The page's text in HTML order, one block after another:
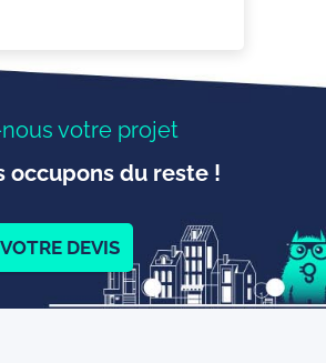
votre projet
occupons du reste !
DEVIS